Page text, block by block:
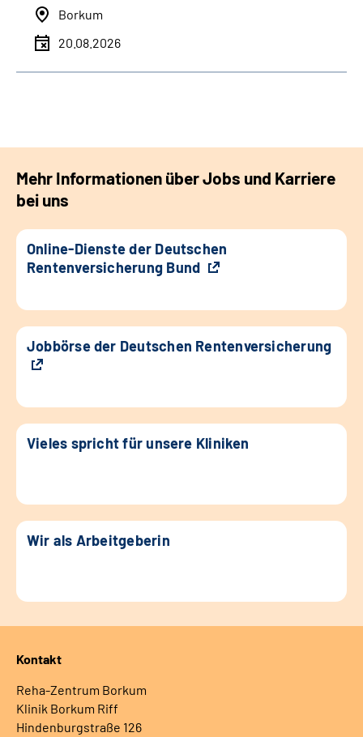
Borkum
20.08.2026
Mehr Informationen über Jobs und Karriere
bei uns
Online-Dienste der Deutschen
Rentenversicherung Bund
Jobbörse der Deutschen Rentenversicherung
Vieles spricht für unsere Kliniken
Wir als Arbeitgeberin
Kontakt
Reha-Zentrum Borkum
Klinik Borkum Riff
Hindenburgstraße 126